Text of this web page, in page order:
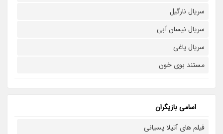
سریال نارگیل
سریال نیسان آبی
سریال یاغی
مستند بوی خون
اسامی بازیگران
فیلم های آتیلا پسیانی